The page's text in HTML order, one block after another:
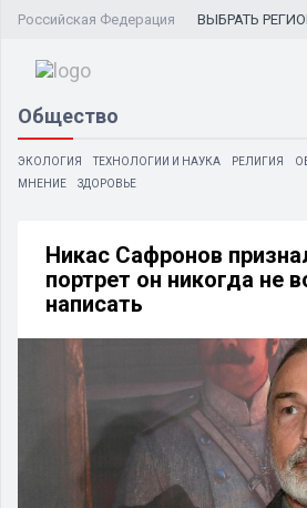
Российская Федерация ВЫБРАТЬ
Общество
ЭКОЛОГИЯ ТЕХНОЛОГИИ И НАУКА РЕЛИГИЯ
МНЕНИЕ
ЗДОРОВЬЕ
Никас Сафронов
портрет он никогда не
написать